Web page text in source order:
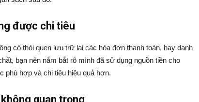
được chi tiêu
có thói quen lưu trữ lại các hóa đơn thanh toán, hay danh
bạn nên nắm bắt rõ mình đã sử dụng nguồn tiền cho
phù hợp và chi tiêu hiệu quả hơn.
quan trọng